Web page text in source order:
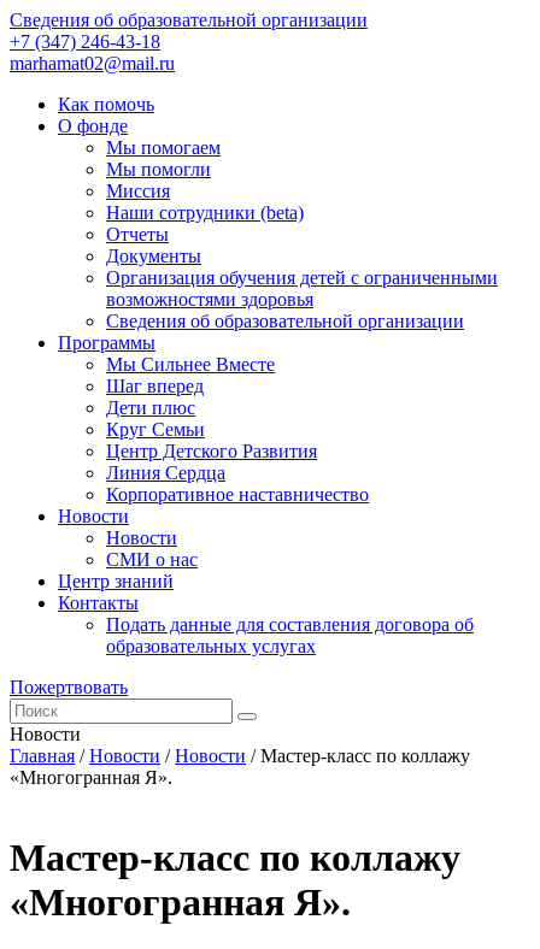
Сведения об образовательной организации
+7 (347) 246-43-18
marhamat02@mail.ru
Как помочь
О фонде
Мы помогаем
Мы помогли
Миссия
Наши сотрудники (beta)
Отчеты
Документы
Организация обучения детей с ограниченными
возможностями здоровья
Сведения об образовательной организации
Программы
Мы Сильнее Вместе
Шаг вперед
Дети плюс
Круг Семьи
Центр Детского Развития
Линия Сердца
Корпоративное наставничество
Новости
Новости
СМИ о нас
Центр знаний
Контакты
Подать данные для составления договора об
образовательных услугах
Пожертвовать
Новости
Главная / Новости / Новости / Мастер-класс по коллажу
«Многогранная Я».
Мастер-класс по коллажу
«Многогранная Я».